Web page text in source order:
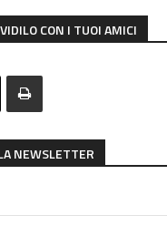
CON I TUOI AMICI
NEWSLETTER